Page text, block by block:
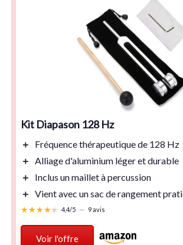
Kit Diapason 128 Hz
＋ Fréquencethérapeutiquede 128 Hz
＋ Alliage d'aluminium léger et durable
＋
Inclus unmaillet à percussion
＋ Vient avec unsac de rangement
★★★★★
★★★★★ 4,4/5 — 9 avis
Voir l'offre